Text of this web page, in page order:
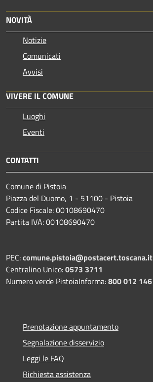
NOVITÀ
Notizie
Comunicati
Avvisi
VIVERE IL COMUNE
Luoghi
Eventi
CONTATTI
Comune di Pistoia
Piazza del Duomo, 1 - 51100 - Pistoia
Codice Fiscale: 00108690470
Partita IVA: 00108690470
PEC:comune.pistoia@postacert.toscana.it
Centralino Unico:0573 3711
Numero verde PistoiaInforma:800 012 146
Prenotazione appuntamento
Segnalazione disservizio
Leggi le FAQ
Richiesta assistenza